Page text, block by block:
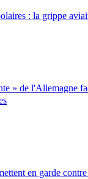
: la grippe
» de l'Allemagne
en garde